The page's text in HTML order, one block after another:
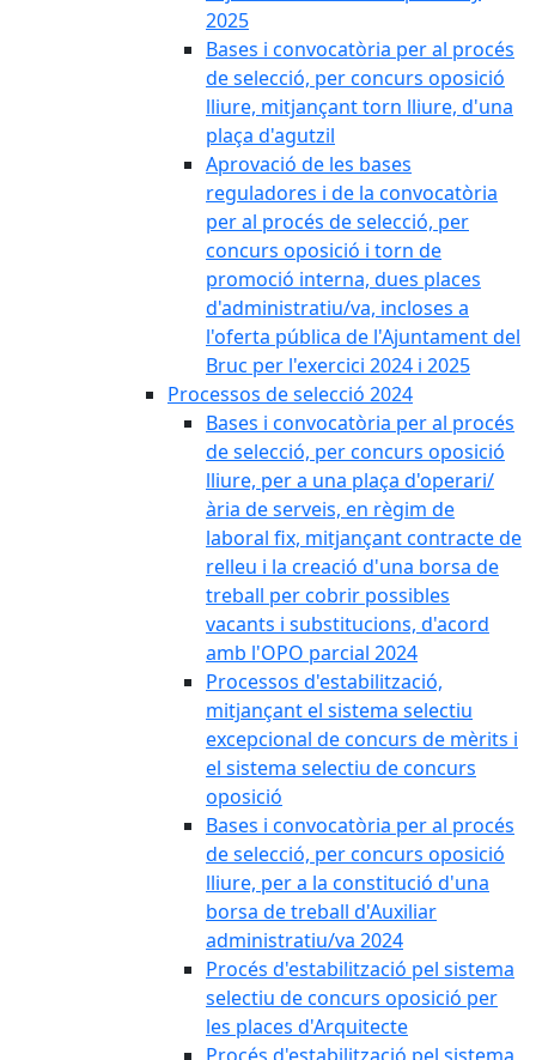
2025
Bases i convocatòria per al procés
de selecció, per concurs oposició
lliure, mitjançant torn lliure, d'una
plaça d'agutzil
Aprovació de les bases
reguladores i de la convocatòria
per al procés de selecció, per
concurs oposició i torn de
promoció interna, dues places
d'administratiu/va, incloses a
l'oferta pública de l'Ajuntament del
Bruc per l'exercici 2024 i 2025
Processos de selecció 2024
Bases i convocatòria per al procés
de selecció, per concurs oposició
lliure, per a una plaça d'operari/
ària de serveis, en règim de
laboral fix, mitjançant contracte de
relleu i la creació d'una borsa de
treball per cobrir possibles
vacants i substitucions, d'acord
amb l'OPO parcial 2024
Processos d'estabilització,
mitjançant el sistema selectiu
excepcional de concurs de mèrits i
el sistema selectiu de concurs
oposició
Bases i convocatòria per al procés
de selecció, per concurs oposició
lliure, per a la constitució d'una
borsa de treball d'Auxiliar
administratiu/va 2024
Procés d'estabilització pel sistema
selectiu de concurs oposició per
les places d'Arquitecte